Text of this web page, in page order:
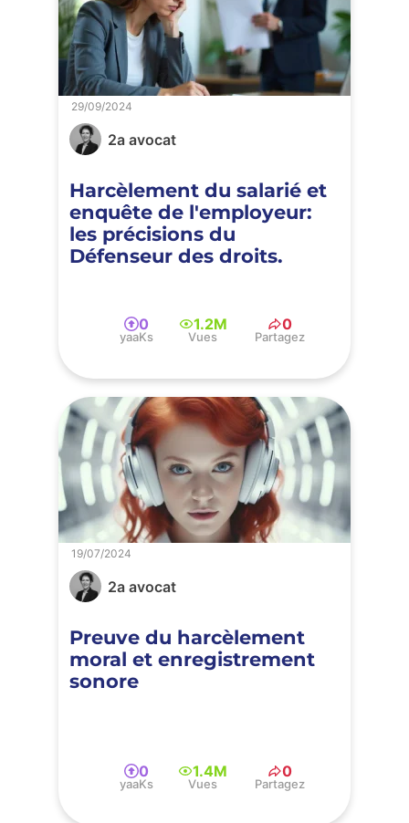
2a avocat
Harcèlement du salarié et
enquête de l'employeur:
les précisions du
Défenseur des droits.
29/09/2024
0
yaaKs
1.2M
Vues
0
Partagez
2a avocat
Preuve du harcèlement
moral et enregistrement
sonore
19/07/2024
0
yaaKs
1.4M
Vues
0
Partagez